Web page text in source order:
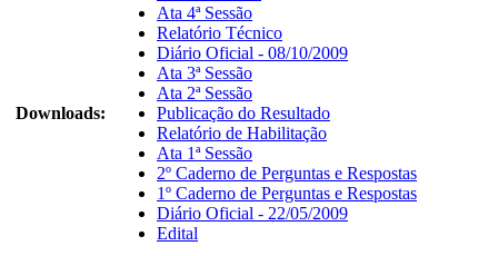
Downloads:
Ata 4ª Sessão
Relatório Técnico
Diário Oficial - 08/10/2009
Ata 3ª Sessão
Ata 2ª Sessão
Publicação do Resultado
Relatório de Habilitação
Ata 1ª Sessão
2º Caderno de Perguntas e Respostas
1º Caderno de Perguntas e Respostas
Diário Oficial - 22/05/2009
Edital